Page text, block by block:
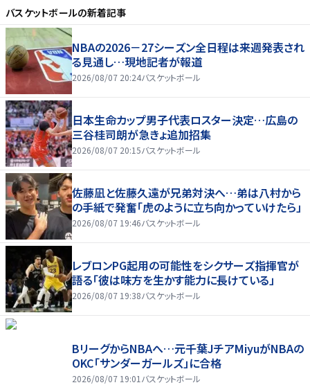
バスケットボールの新着記事
NBAの2026－27シーズン全日程は来週発表され
る見通し…現地記者が報道
2026/08/07 20:24バスケットボール
日本生命カップ男子代表ロスター決定…広島の
三谷桂司朗が急きょ追加招集
2026/08/07 20:15バスケットボール
佐藤凪と佐藤久遠が兄弟対決へ…弟は八村から
の手紙で発奮「虎のように立ち向かっていけたら」
2026/08/07 19:46バスケットボール
レブロンPG起用の可能性をシクサーズ指揮官が
語る「彼は味方を生かす能力に長けている」
2026/08/07 19:38バスケットボール
BリーグからNBAへ…元千葉JチアMiyuがNBAの
OKC「サンダーガールズ」に合格
2026/08/07 19:01 バスケットボール